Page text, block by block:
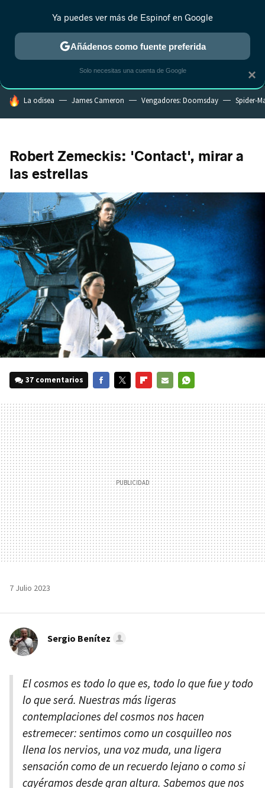
MENÚ NUEVO
ESTRENOS REALITY ANIME RANKINGS CINE
HOY SE HABLA DE
La odisea James Cameron Vengadores: Doomsday Spider-
Robert Zemeckis: 'Contact', mirar a
las estrellas
37 comentarios
MAIL
7 Julio 2023
Sergio Benítez
El cosmos es todo lo que es, todo lo que fue y todo
lo que será. Nuestras más ligeras
contemplaciones del cosmos nos hacen
estremecer: sentimos como un cosquilleo nos
llena los nervios, una voz muda, una ligera
sensación como de un recuerdo lejano o como si
cayéramos desde gran altura. Sabemos que nos
×
Ya puedes ver más de Espinof en Google
Añádenos como fuente preferida
Solo necesitas una cuenta de Google